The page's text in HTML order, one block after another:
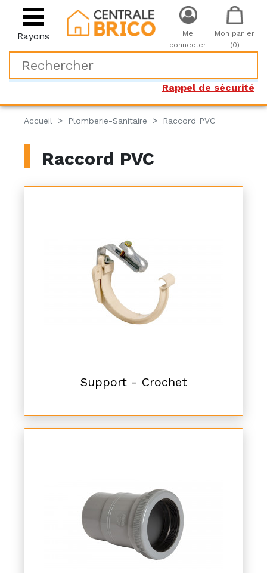
Rayons
Rappel de sécurité
Me
connecter
Mon panier
(0)
Accueil Plomberie-Sanitaire Raccord PVC
Raccord PVC
Support - Crochet